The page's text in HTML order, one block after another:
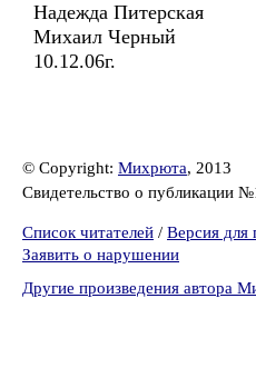
Надежда Питерская
Михаил Черный
10.12.06г.
© Copyright: Михрюта, 2013
Свидетельство о публикации
Список читателей / Версия для
Заявить о нарушении
Другие произведения автора